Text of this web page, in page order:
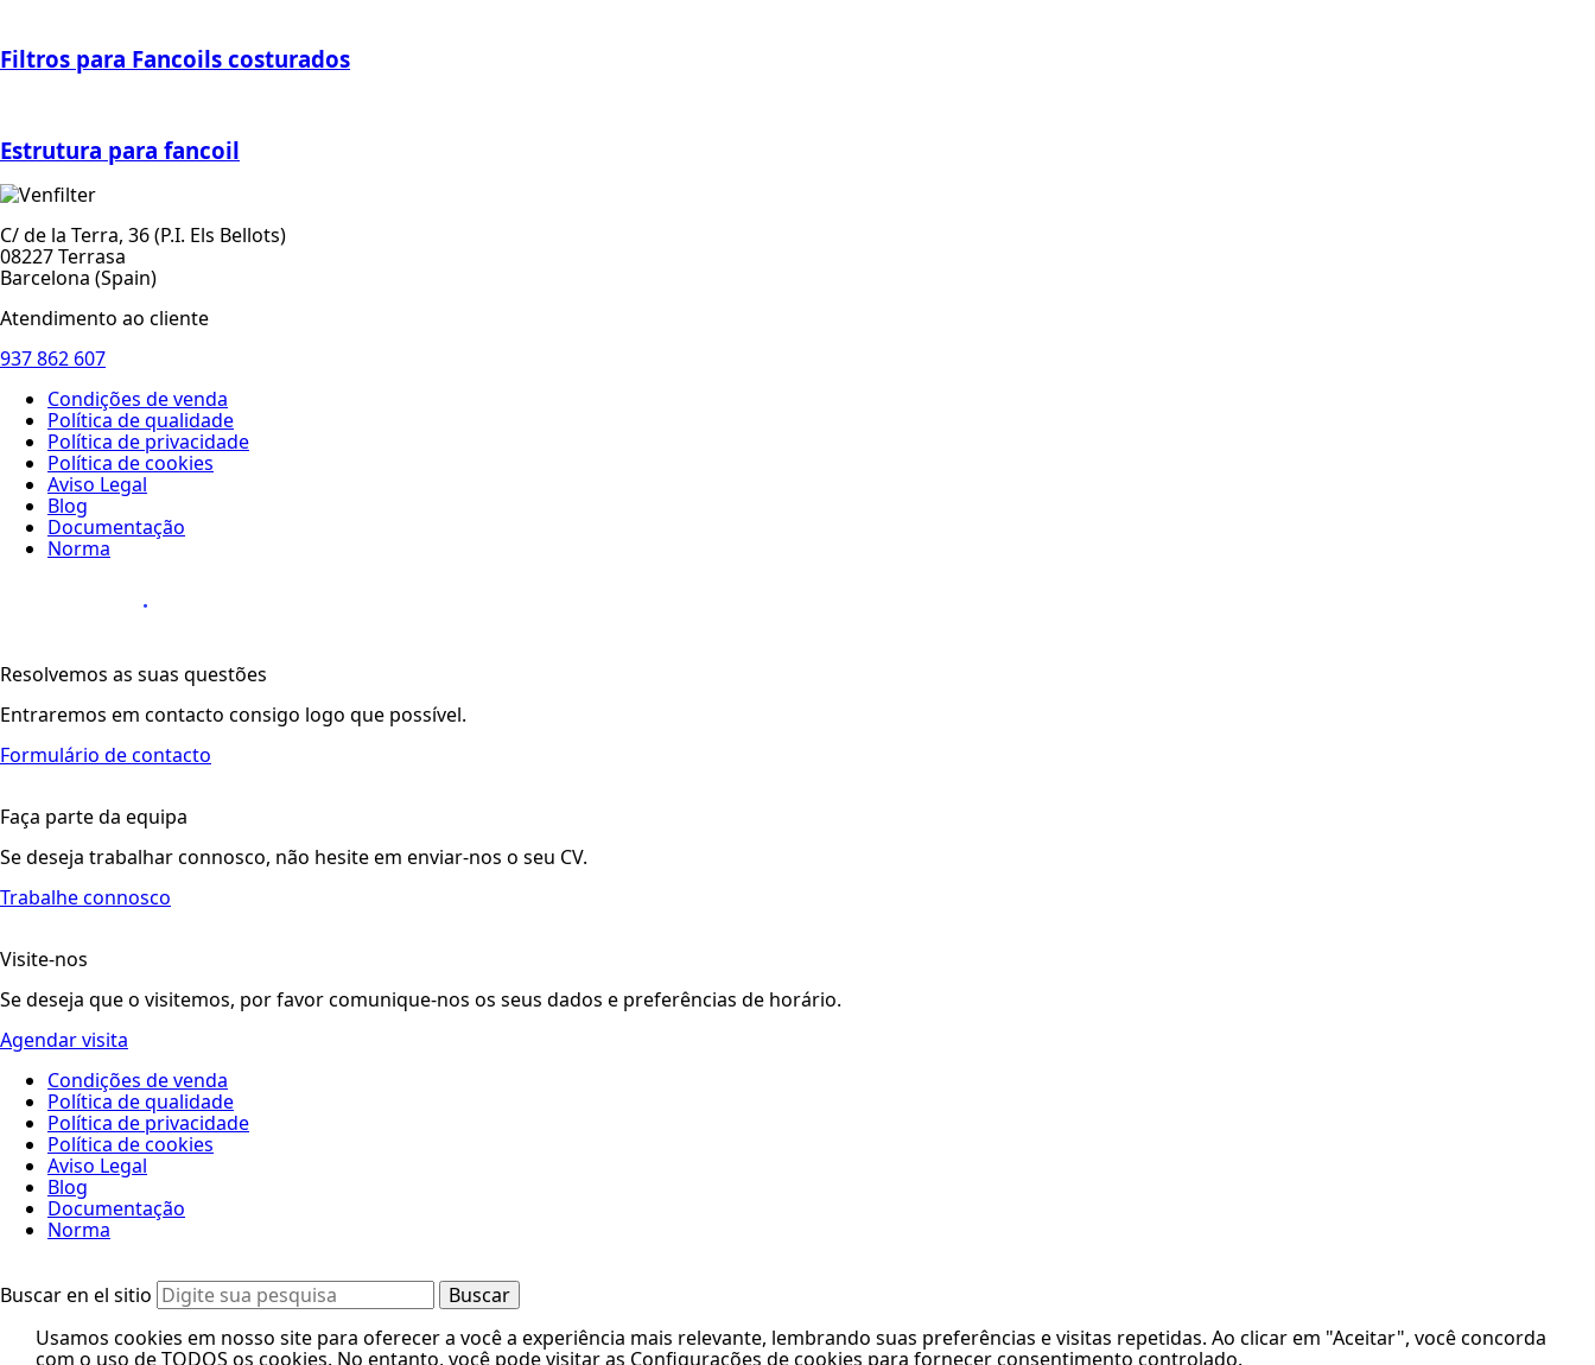
Filtros para Fancoils costurados
Estrutura para fancoil
C/ de la Terra, 36 (P.I. Els Bellots)
08227 Terrasa
Barcelona (Spain)
Atendimento ao cliente
937 862 607
Condições de venda
Política de qualidade
Política de privacidade
Política de cookies
Aviso Legal
Blog
Documentação
Norma
Resolvemos as suas questões
Entraremos em contacto consigo logo que possível.
Formulário de contacto
Faça parte da equipa
Se deseja trabalhar connosco, não hesite em enviar-nos o seu CV.
Trabalhe connosco
Visite-nos
Se deseja que o visitemos, por favor comunique-nos os seus dados e preferências de horário.
Agendar visita
Condições de venda
Política de qualidade
Política de privacidade
Política de cookies
Aviso Legal
Blog
Documentação
Norma
Buscar en el sitio
Usamos cookies em nosso site para oferecer a você a experiência mais relevante, lembrando suas preferências e visitas repetidas. Ao clicar em "Aceitar", você concorda
com o uso de TODOS os cookies. No entanto, você pode visitar as Configurações de cookies para fornecer consentimento controlado.